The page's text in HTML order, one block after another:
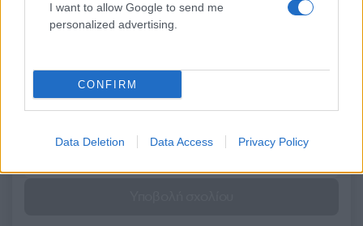
I want to allow Google to send me
personalized advertising.
CONFIRM
Data Deletion Data Access Privacy Policy
Σχολίασε εδώ
50 /50